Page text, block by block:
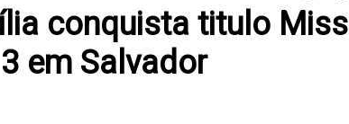
conquista titulo Miss
em Salvador